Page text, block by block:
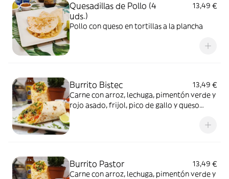
Quesadillas de Pollo (4
uds.)
13,49 €
Pollo con queso en tortillas a la plancha
Burrito Bistec
13,49 €
Carne con arroz, lechuga, pimentón verde y
rojo asado, frijol, pico de gallo y queso
Burrito Pastor
13,49 €
Carne con arroz, lechuga, pimentón verde y